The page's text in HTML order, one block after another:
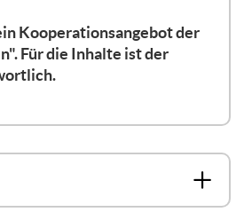
Kooperationsangebot der
Für die Inhalte ist der